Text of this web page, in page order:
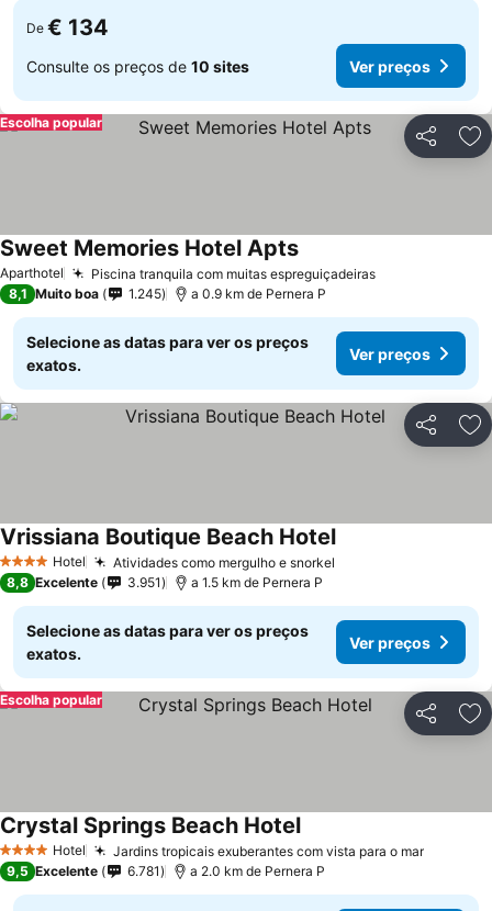
De € 134
Consulte os preços de 10 sites Ver preços
Partilhar
Escolha popular
Aparthotel Piscina tranquila com muitas espreguiçadeiras
Sweet Memories Hotel Apts
8,1 Muito boa 1.245 a 0.9 km de Pernera P
Selecione as datas para ver os preços
exatos.
Ver preços
Partilhar
4 EstrelasHotel Atividades como mergulho e snorkel
Vrissiana Boutique Beach Hotel
8,8 Excelente 3.951 a 1.5 km de Pernera P
Selecione as datas para ver os preços
exatos.
Ver preços
Partilhar
Escolha popular
4 EstrelasHotel Jardins tropicais exuberantes com vista para o mar
Crystal Springs Beach Hotel
9,5 Excelente 6.781 a 2.0 km de Pernera P